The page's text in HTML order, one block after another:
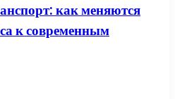
как меняются
к современным